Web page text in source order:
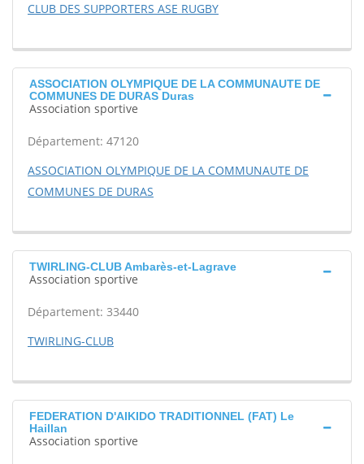
CLUB DES SUPPORTERS ASE RUGBY
ASSOCIATION OLYMPIQUE DE LA COMMUNAUTE DE
COMMUNES DE DURAS Duras
Association sportive
Département: 47120
ASSOCIATION OLYMPIQUE DE LA COMMUNAUTE DE
COMMUNES DE DURAS
TWIRLING-CLUB Ambarès-et-Lagrave
Association sportive
Département: 33440
TWIRLING-CLUB
FEDERATION D'AIKIDO TRADITIONNEL (FAT) Le
Haillan
Association sportive